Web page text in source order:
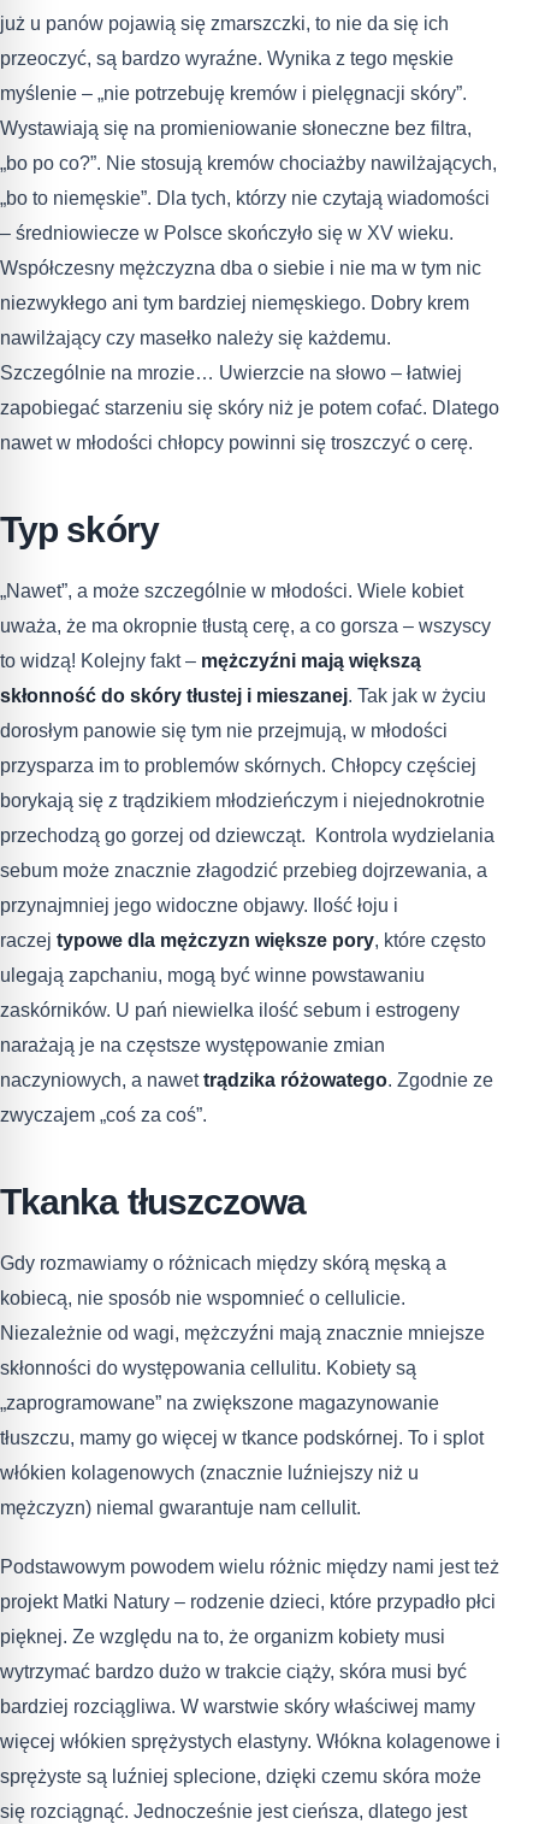
już u panów pojawią się zmarszczki, to nie da się ich
przeoczyć, są bardzo wyraźne. Wynika z tego męskie
myślenie – „nie potrzebuję kremów i pielęgnacji skóry”.
Wystawiają się na promieniowanie słoneczne bez filtra,
„bo po co?”. Nie stosują kremów chociażby nawilżających,
„bo to niemęskie”. Dla tych, którzy nie czytają wiadomości
– średniowiecze w Polsce skończyło się w XV wieku.
Współczesny mężczyzna dba o siebie i nie ma w tym nic
niezwykłego ani tym bardziej niemęskiego. Dobry krem
nawilżający czy masełko należy się każdemu.
Szczególnie na mrozie… Uwierzcie na słowo – łatwiej
zapobiegać starzeniu się skóry niż je potem cofać. Dlatego
nawet w młodości chłopcy powinni się troszczyć o cerę.
Typ skóry
„Nawet”, a może szczególnie w młodości. Wiele kobiet
uważa, że ma okropnie tłustą cerę, a co gorsza – wszyscy
to widzą! Kolejny fakt – mężczyźni mają większą
skłonność do skóry tłustej i mieszanej. Tak jak w życiu
dorosłym panowie się tym nie przejmują, w młodości
przysparza im to problemów skórnych. Chłopcy częściej
borykają się z trądzikiem młodzieńczym i niejednokrotnie
przechodzą go gorzej od dziewcząt. Kontrola wydzielania
sebum może znacznie złagodzić przebieg dojrzewania, a
przynajmniej jego widoczne objawy. Ilość łoju i
raczej typowe dla mężczyzn większe pory, które często
ulegają zapchaniu, mogą być winne powstawaniu
zaskórników. U pań niewielka ilość sebum i estrogeny
narażają je na częstsze występowanie zmian
naczyniowych, a nawettrądzika różowatego. Zgodnie ze
zwyczajem „coś za coś”.
Tkanka tłuszczowa
Gdy rozmawiamy o różnicach między skórą męską a
kobiecą, nie sposób nie wspomnieć o cellulicie.
Niezależnie od wagi, mężczyźni mają znacznie mniejsze
skłonności do występowania cellulitu. Kobiety są
„zaprogramowane” na zwiększone magazynowanie
tłuszczu, mamy go więcej w tkance podskórnej. To i splot
włókien kolagenowych (znacznie luźniejszy niż u
mężczyzn) niemal gwarantuje nam cellulit.
Podstawowym powodem wielu różnic między nami jest też
projekt Matki Natury – rodzenie dzieci, które przypadło płci
pięknej. Ze względu na to, że organizm kobiety musi
wytrzymać bardzo dużo w trakcie ciąży, skóra musi być
bardziej rozciągliwa. W warstwie skóry właściwej mamy
więcej włókien sprężystych elastyny. Włókna kolagenowe i
sprężyste są luźniej splecione, dzięki czemu skóra może
się rozciągnąć. Jednocześnie jest cieńsza, dlatego jest